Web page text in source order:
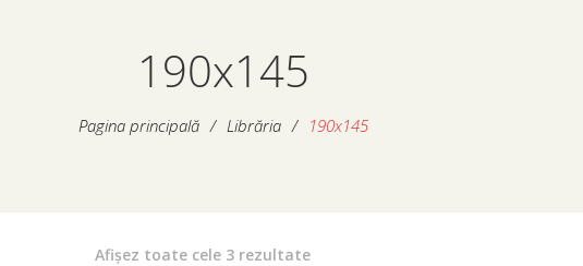
190x145
Pagina principală / Librăria / 190x145
Afișez toate cele 3 rezultateSortat